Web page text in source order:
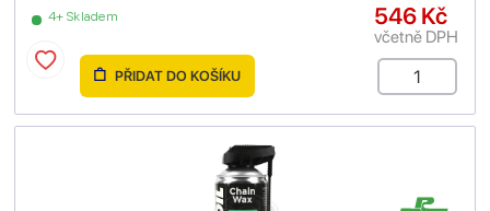
4+ Skladem 546 Kč
včetně DPH
PŘIDAT DO KOŠÍKU